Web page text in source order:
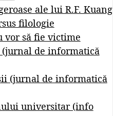
ale lui R.F. Kuang
filologie
vor să fie victime
de informatică
(jurnal de informatică
universitar (info